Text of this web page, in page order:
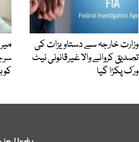
وزارت خارجہ سے دستاویزات کی
تصدیق کروانے والا غیرقانونی نیٹ
ورک پکڑا گیا
کو